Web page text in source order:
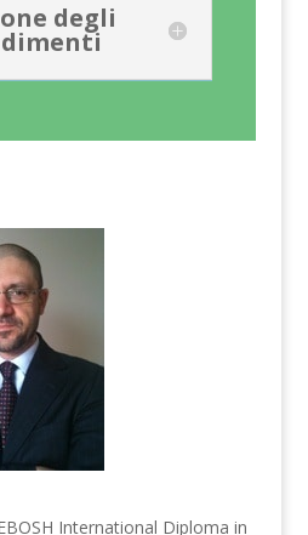
degli
International Diploma in